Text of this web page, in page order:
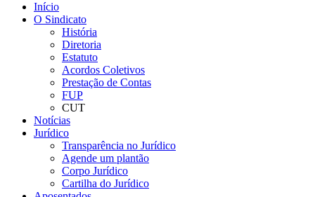
Início
O Sindicato
História
Diretoria
Estatuto
Acordos Coletivos
Prestação de Contas
FUP
CUT
Notícias
Jurídico
Transparência no Jurídico
Agende um plantão
Corpo Jurídico
Cartilha do Jurídico